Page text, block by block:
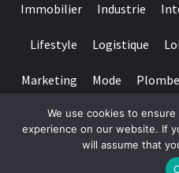
Immobilier Industrie
Lifestyle Logistique
Marketing Mode
Santé Services Sport
Copyright © All rights
We use cookies to
experience on our website. If
will assume that